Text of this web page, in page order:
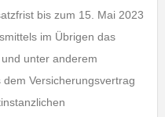
bis zum 15. Mai 2023
im Übrigen das
unter anderem
Versicherungsvertrag